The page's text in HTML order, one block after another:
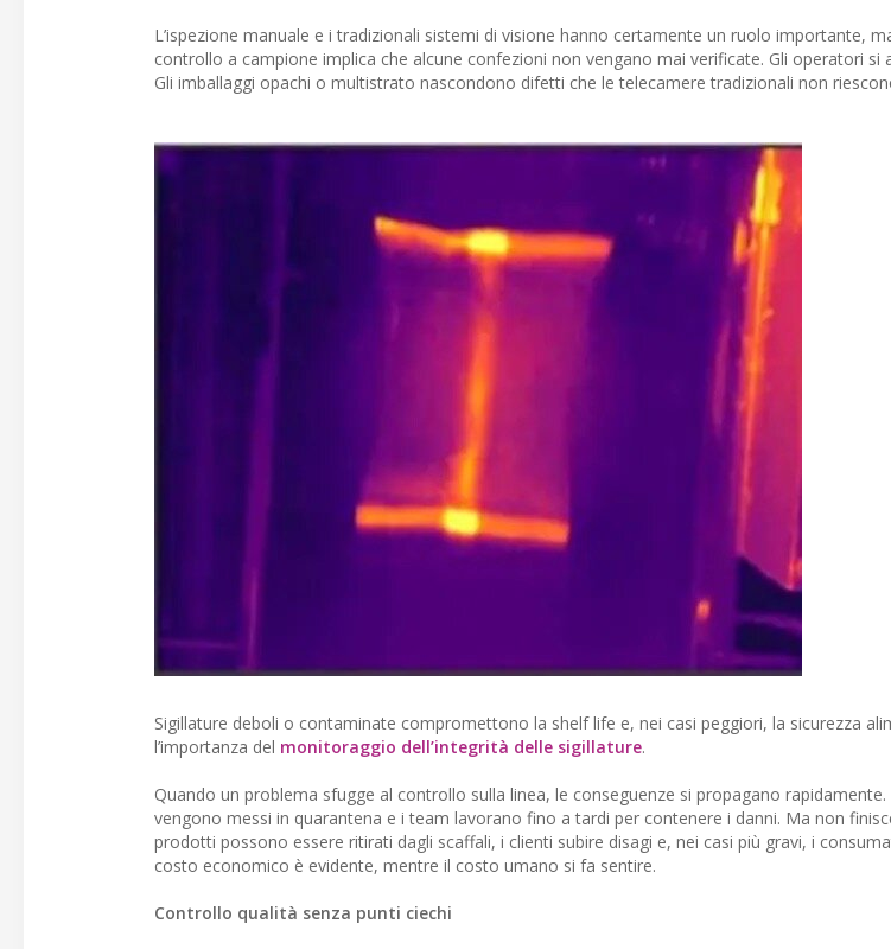
L’ispezione manuale e i tradizionali sistemi di visione hanno certamente un ruolo importante,
controllo a campione implica che alcune confezioni non vengano mai verificate. Gli operatori si
Gli imballaggi opachi o multistrato nascondono difetti che le telecamere tradizionali non
Sigillature deboli o contaminate compromettono la shelf life e, nei casi peggiori, la sicurezza
l’importanza del monitoraggio dell’integrità delle sigillature.
Quando un problema sfugge al controllo sulla linea, le conseguenze si propagano
vengono messi in quarantena e i team lavorano fino a tardi per contenere i danni. Ma non
prodotti possono essere ritirati dagli scaffali, i clienti subire disagi e, nei casi più gravi, i
costo economico è evidente, mentre il costo umano si fa sentire.
Controllo qualità senza punti ciechi